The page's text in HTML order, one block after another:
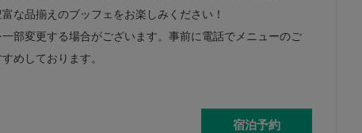
な品揃えのブッフェをお楽しみください！
部変更する場合がございます。事前に電話でメニューのご
めしております。
宿泊予約